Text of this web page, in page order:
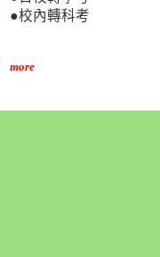
●校內轉科考
more